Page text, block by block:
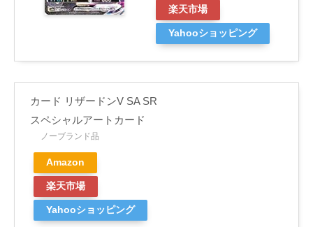
楽天市場
Yahooショッピング
カード リザードンV SA SR
スペシャルアートカード
ノーブランド品
Amazon
楽天市場
Yahooショッピング